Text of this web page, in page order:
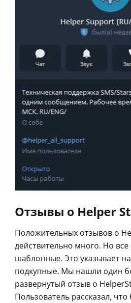
Отзывы о Helper
Положительных отзывов о
действительно много. Но
шаблонные. Это указывает
подкупные. Мы нашли один
развернутый отзыв о
Пользователь рассказал,